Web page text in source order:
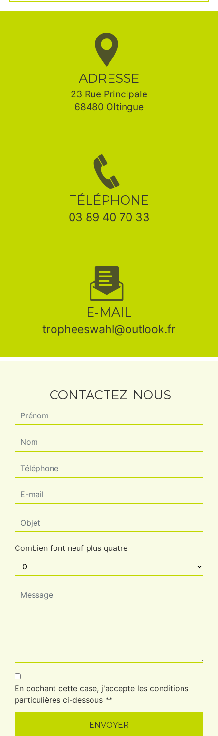
ADRESSE
23 Rue Principale
68480 Oltingue
TÉLÉPHONE
03 89 40 70 33
E-MAIL
tropheeswahl@outlook.fr
CONTACTEZ-NOUS
Combien font neuf plus quatre
En cochant cette case, j'accepte les conditions
particulières ci-dessous **
ENVOYER